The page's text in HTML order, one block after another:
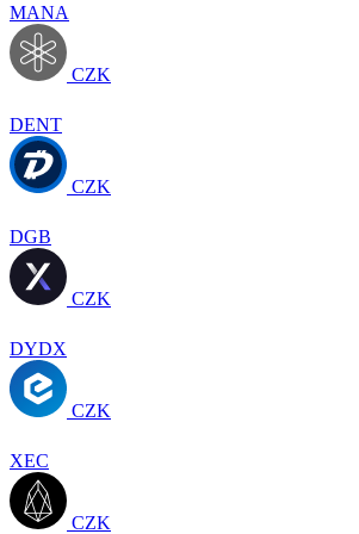
MANA
CZK
DENT
CZK
DGB
CZK
DYDX
CZK
XEC
CZK